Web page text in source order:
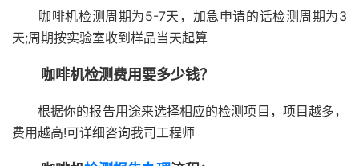
咖啡机检测周期为5-7天，加急申请的话检测周期为3
天;周期按实验室收到样品当天起算
咖啡机检测费用要多少钱？
根据你的报告用途来选择相应的检测项目，项目越多，
费用越高!可详细咨询我司工程师